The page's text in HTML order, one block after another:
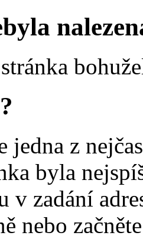
jedna z
byla
v zadání
nebo